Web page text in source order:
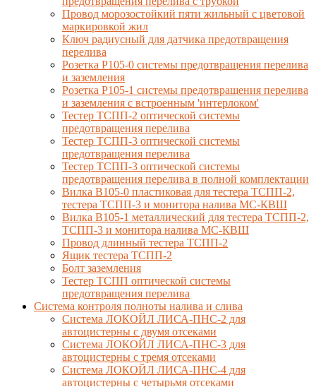
Провод морозостойкий пяти жильный с цветовой
маркировкой жил
Ключ радиусный для датчика предотвращения
перелива
Розетка Р105-0 системы предотвращения перелива
и заземления
Розетка Р105-1 системы предотвращения перелива
и заземления с встроенным 'интерлоком'
Тестер ТСПП-2 оптической системы
предотвращения перелива
Тестер ТСПП-3 оптической системы
предотвращения перелива
Тестер ТСПП-3 оптической системы
предотвращения перелива в полной комплектации
Вилка В105-0 пластиковая для тестера ТСПП-2,
тестера ТСПП-3 и монитора налива МС-КВШ
Вилка В105-1 металлический для тестера ТСПП-2,
ТСПП-3 и монитора налива МС-КВШ
Провод длинный тестера ТСПП-2
Ящик тестера ТСПП-2
Болт заземления
Тестер ТСПП оптической системы
предотвращения перелива
Cистема контроля полноты налива и слива
Система ЛОКОЙЛ ЛИСА-ПНС-2 для
автоцистерны с двумя отсеками
Система ЛОКОЙЛ ЛИСА-ПНС-3 для
автоцистерны с тремя отсеками
Система ЛОКОЙЛ ЛИСА-ПНС-4 для
автоцистерны с четырьмя отсеками